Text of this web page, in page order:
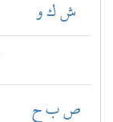
ش ك و
ص ب ح